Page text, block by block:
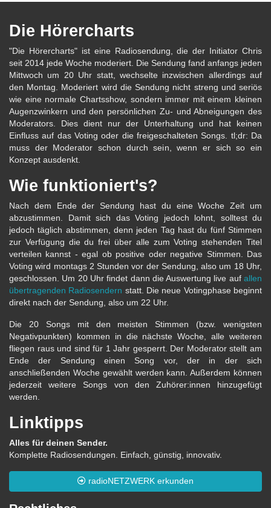
Die Hörercharts
"Die Hörercharts" ist eine Radiosendung, die der Initiator Chris
seit 2014 jede Woche moderiert. Die Sendung fand anfangs jeden
Mittwoch um 20 Uhr statt, wechselte inzwischen allerdings auf
den Montag. Moderiert wird die Sendung nicht streng und seriös
wie eine normale Chartsshow, sondern immer mit einem kleinen
Augenzwinkern und den persönlichen Zu- und Abneigungen des
Moderators. Dies dient nur der Unterhaltung und hat keinen
Einfluss auf das Voting oder die freigeschalteten Songs. tl;dr: Da
muss der Moderator schon durch sein, wenn er sich so ein
Konzept ausdenkt.
Wie funktioniert's?
Nach dem Ende der Sendung hast du eine Woche Zeit um
abzustimmen. Damit sich das Voting jedoch lohnt, solltest du
jedoch täglich abstimmen, denn jeden Tag hast du fünf Stimmen
zur Verfügung die du frei über alle zum Voting stehenden Titel
verteilen kannst - egal ob positive oder negative Stimmen. Das
Voting wird montags 2 Stunden vor der Sendung, also um 18 Uhr,
geschlossen. Um 20 Uhr findet dann die Auswertung live auf allen
übertragenden Radiosendern statt. Die neue Votingphase beginnt
direkt nach der Sendung, also um 22 Uhr.
Die 20 Songs mit den meisten Stimmen (bzw. wenigsten
Negativpunkten) kommen in die nächste Woche, alle weiteren
fliegen raus und sind für 1 Jahr gesperrt. Der Moderator stellt am
Ende der Sendung einen Song vor, der in der sich
anschließenden Woche gewählt werden kann. Außerdem können
jederzeit weitere Songs von den Zuhörer:innen hinzugefügt
werden.
Linktipps
Alles für deinen Sender.
Komplette Radiosendungen. Einfach, günstig, innovativ.
radioNETZWERK erkunden